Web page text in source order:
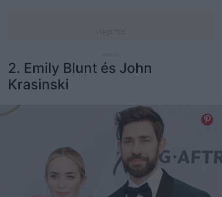
2. Emily Blunt és John
Krasinski